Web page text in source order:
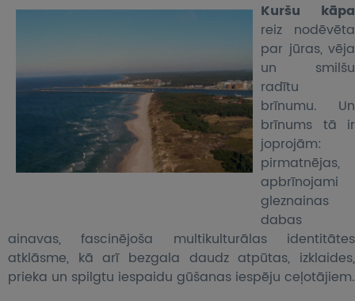
IMPRO PRIVĀTUMA POLITIKA
Seko mums:
Kuršu kāpa
reiz nodēvēta
par jūras, vēja
un smilšu
radītu
brīnumu. Un
brīnums tā ir
joprojām:
pirmatnējas,
apbrīnojami
gleznainas
dabas
ainavas, fascinējoša multikulturālas identitātes
atklāsme, kā arī bezgala daudz atpūtas, izklaides,
prieka un spilgtu iespaidu gūšanas iespēju ceļotājiem.